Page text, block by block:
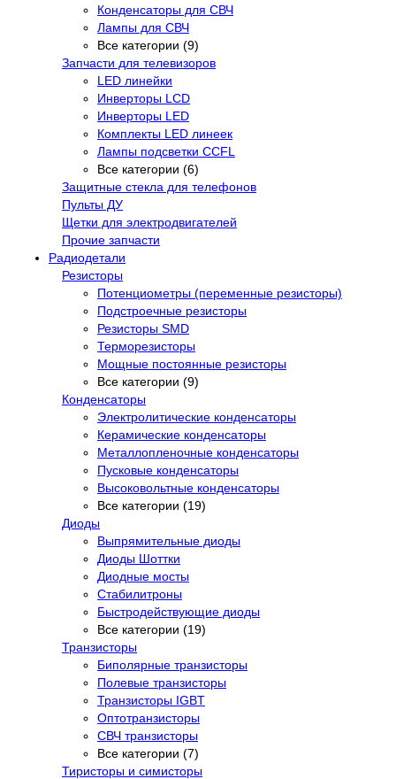
Конденсаторы для СВЧ
Лампы для СВЧ
Все категории (9)
Запчасти для телевизоров
LED линейки
Инверторы LCD
Инверторы LED
Комплекты LED линеек
Лампы подсветки CCFL
Все категории (6)
Защитные стекла для телефонов
Пульты ДУ
Щетки для электродвигателей
Прочие запчасти
Радиодетали
Резисторы
Потенциометры (переменные резисторы)
Подстроечные резисторы
Резисторы SMD
Терморезисторы
Мощные постоянные резисторы
Все категории (9)
Конденсаторы
Электролитические конденсаторы
Керамические конденсаторы
Металлопленочные конденсаторы
Пусковые конденсаторы
Высоковольтные конденсаторы
Все категории (19)
Диоды
Выпрямительные диоды
Диоды Шоттки
Диодные мосты
Стабилитроны
Быстродействующие диоды
Все категории (19)
Транзисторы
Биполярные транзисторы
Полевые транзисторы
Транзисторы IGBT
Оптотранзисторы
СВЧ транзисторы
Все категории (7)
Тиристоры и симисторы